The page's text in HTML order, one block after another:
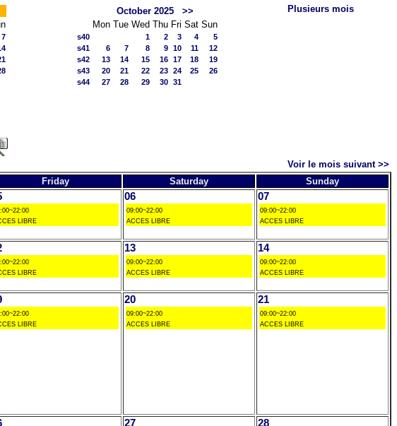
7
October 2025
>>
Mon Tue Wed Thu Fri Sat Sun
s40 1 2 3 4
5
s41
6 7 8 9 10 11
12
s42
13 14 15 16 17 18
19
s43
20 21 22 23 24 25
26
s44
27 28 29 30 31
Plusieurs mois
Voir le mois suivant >>
Friday Saturday Sunday
LIBRE
06
09:00~22:00
ACCES LIBRE
07
09:00~22:00
ACCES LIBRE
LIBRE
13
09:00~22:00
ACCES LIBRE
14
09:00~22:00
ACCES LIBRE
LIBRE
20
09:00~22:00
ACCES LIBRE
21
09:00~22:00
ACCES LIBRE
27 28